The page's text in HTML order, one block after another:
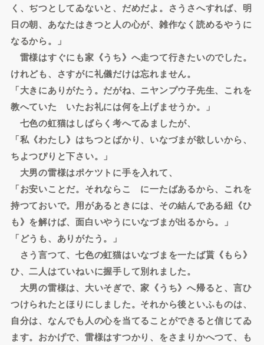
く、ぢつとしてゐないと、だめだよ。さうさへすれば、明
日の朝、あなたはきつと人の心が、雑作なく読めるやうに
なるから。」
雷様はすぐにも家《うち》へ走つて行きたいのでした。
けれども、さすがに礼儀だけは忘れません。
「大きにありがたう。だがね、ニヤンプウ子先生、これを
教へていたゞいたお礼には何を上げませうか。」
七色の虹猫はしばらく考へてゐましたが、
「私《わたし》はちつとばかり、いなづまが欲しいから、
ちよつぴりと下さい。」
大男の雷様はポケツトに手を入れて、
「お安いことだ。それならこゝに一たばあるから、これを
持つておいで。用があるときには、その結んである紐《ひ
も》を解けば、面白いやうにいなづまが出るから。」
「どうも、ありがたう。」
さう言つて、七色の虹猫はいなづまを一たば貰《もら》
ひ、二人はていねいに握手して別れました。
大男の雷様は、大いそぎで、家《うち》へ帰ると、言ひ
つけられたとほりにしました。それから後といふものは、
自分は、なんでも人の心を当てることができると信じてゐ
ます。おかげで、雷様はすつかり、をさまりかへつて、も